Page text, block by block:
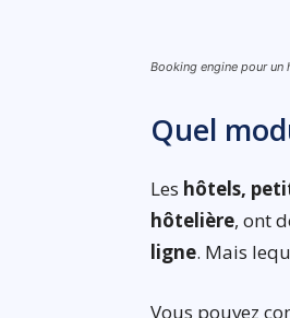
Booking engine pour un
Quel
Les hôtels,
hôtelière, ont
ligne. Mais
Vous pouvez